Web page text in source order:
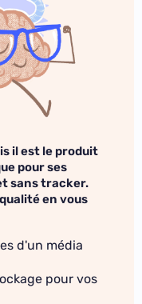
il est le produit
pour ses
sans tracker.
en vous
d'un média
pour vos